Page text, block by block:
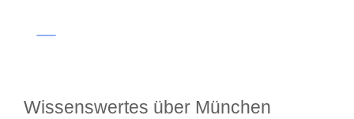
Wissenswertes über München